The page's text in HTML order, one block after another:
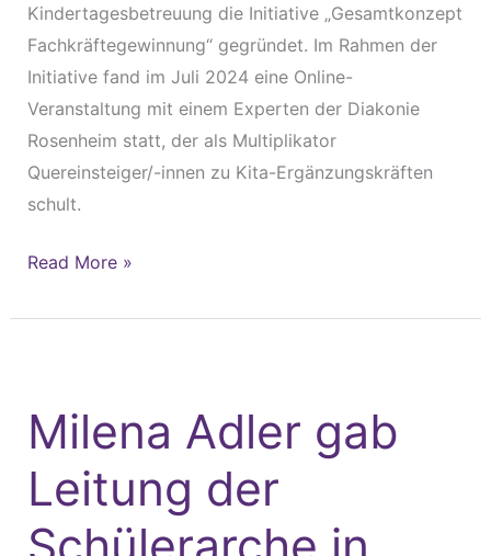
Kindertagesbetreuung die Initiative „Gesamtkonzept
Fachkräftegewinnung“ gegründet. Im Rahmen der
Initiative fand im Juli 2024 eine Online-
Veranstaltung mit einem Experten der Diakonie
Rosenheim statt, der als Multiplikator
Quereinsteiger/-innen zu Kita-Ergänzungskräften
schult.
Read More »
Milena Adler gab
Leitung der
gab
Leitung
in